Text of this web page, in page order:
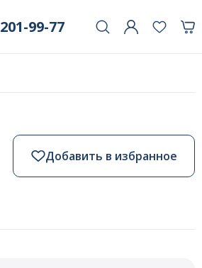
99-77
Добавить в избранное